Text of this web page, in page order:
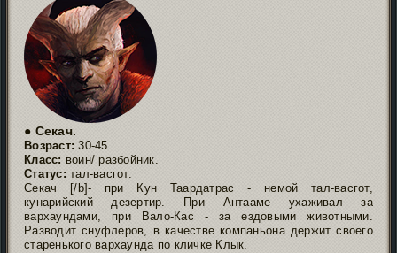
● Секач.
Возраст: 30-45.
Класс: воин/ разбойник.
Статус: тал-васгот.
Секач [/b]- при Кун Таардатрас - немой тал-васгот,
кунарийский дезертир. При Антааме ухаживал за
вархаундами, при Вало-Кас - за ездовыми животными.
Разводит снуфлеров, в качестве компаньона держит своего
старенького вархаунда по кличке Клык.